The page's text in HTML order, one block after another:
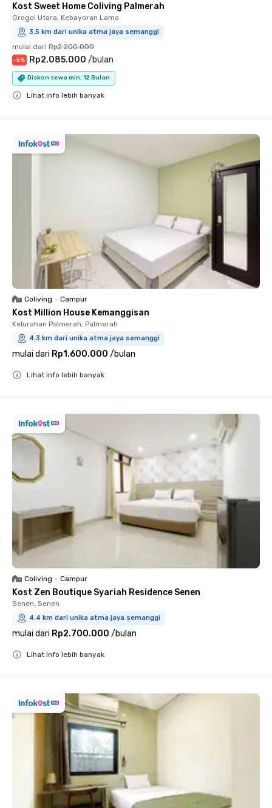
Kost Sweet Home Coliving Palmerah
Grogol Utara, Kebayoran Lama
3.5 km dari unika atma jaya semanggi
mulai dari Rp2.200.000
-5% Rp2.085.000 /bulan
Diskon sewa min. 12 Bulan
Lihat info lebih banyak
Coliving • Campur
Kost Million House Kemanggisan
Kelurahan Palmerah, Palmerah
4.3 km dari unika atma jaya semanggi
mulai dari Rp1.600.000 /bulan
Lihat info lebih banyak
Coliving • Campur
Kost Zen Boutique Syariah Residence Senen
Senen, Senen
4.4 km dari unika atma jaya semanggi
mulai dari Rp2.700.000 /bulan
Lihat info lebih banyak